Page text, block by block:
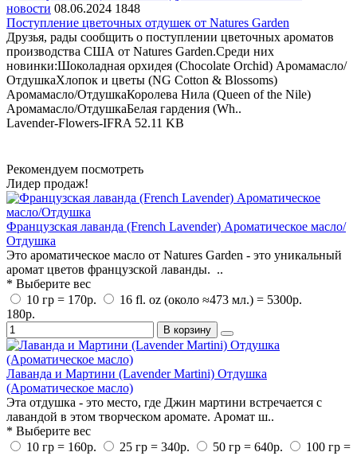
новости 08.06.2024 1848
Поступление цветочных отдушек от Natures Garden
Друзья, рады сообщить о поступлении цветочных ароматов
производства США от Natures Garden.Среди них
новинки:Шоколадная орхидея (Chocolate Orchid) Аромамасло/
ОтдушкаХлопок и цветы (NG Cotton & Blossoms)
Аромамасло/ОтдушкаКоролева Нила (Queen of the Nile)
Аромамасло/ОтдушкаБелая гардения (Wh..
Lavender-Flowers-IFRA 52.11 KB
Рекомендуем посмотреть
Лидер продаж!
Французская лаванда (French Lavender) Ароматическое масло/
Отдушка
Это ароматическое масло от Natures Garden - это уникальный
аромат цветов французской лаванды. ..
* Выберите вес
10 гр = 170р.
16 fl. oz (около ≈473 мл.) = 5300р.
180р.
В корзину
Лаванда и Мартини (Lavender Martini) Отдушка
(Ароматическое масло)
Эта отдушка - это место, где Джин мартини встречается с
лавандой в этом творческом аромате. Аромат ш..
* Выберите вес
10 гр = 160р.
25 гр = 340р. 50 гр = 640р.
100 гр =